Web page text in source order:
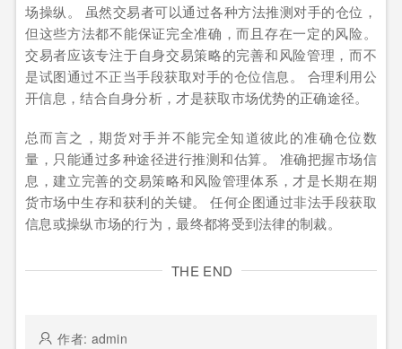
场操纵。 虽然交易者可以通过各种方法推测对手的仓位，
但这些方法都不能保证完全准确，而且存在一定的风险。
交易者应该专注于自身交易策略的完善和风险管理，而不
是试图通过不正当手段获取对手的仓位信息。 合理利用公
开信息，结合自身分析，才是获取市场优势的正确途径。
总而言之，期货对手并不能完全知道彼此的准确仓位数
量，只能通过多种途径进行推测和估算。 准确把握市场信
息，建立完善的交易策略和风险管理体系，才是长期在期
货市场中生存和获利的关键。 任何企图通过非法手段获取
信息或操纵市场的行为，最终都将受到法律的制裁。
THE END
作者: admin